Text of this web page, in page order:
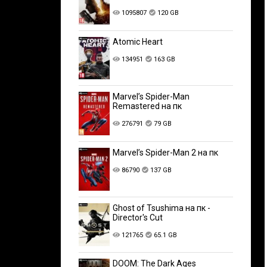
1095807 120 GB
Atomic Heart
134951 163 GB
Marvel’s Spider-Man
Remastered на пк
276791 79 GB
Marvel’s Spider-Man 2 на пк
86790 137 GB
Ghost of Tsushima на пк -
Director's Cut
121765 65.1 GB
DOOM: The Dark Ages